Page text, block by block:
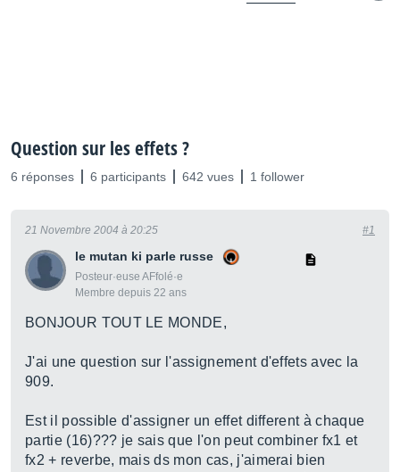
Question sur les effets ?
6 réponses 6 participants 642 vues 1 follower
le mutan ki parle russe
Posteur·euse AFfolé·e
Membre depuis 22 ans
21 Novembre 2004 à 20:25 #1
BONJOUR TOUT LE MONDE,
J'ai une question sur l'assignement d'effets avec la
909.
Est il possible d'assigner un effet different à chaque
partie (16)??? je sais que l'on peut combiner fx1 et
fx2 + reverbe, mais ds mon cas, j'aimerai bien